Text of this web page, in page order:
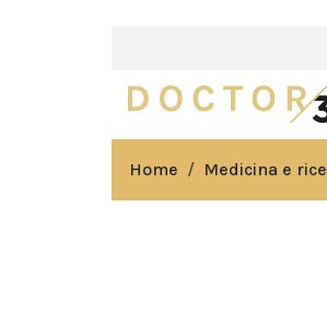
Home Medicina e